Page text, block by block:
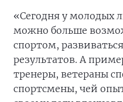
«Сегодня у молодых
можно больше
спортом,
результатов. А
тренеры, ветераны
спортсмены, чей